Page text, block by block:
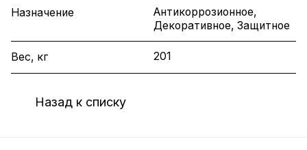
Назначение
Антикоррозионное,
Декоративное, Защитное
Вес, кг 201
Назад к списку